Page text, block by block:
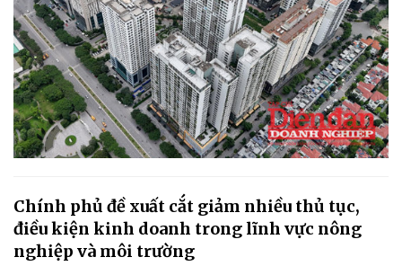
Chính phủ đề xuất cắt giảm nhiều thủ tục,
điều kiện kinh doanh trong lĩnh vực nông
nghiệp và môi trường